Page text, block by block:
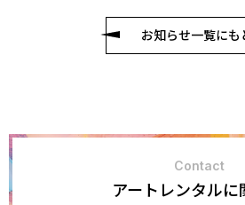
お知らせ一覧にも
Contact
アートレンタルに